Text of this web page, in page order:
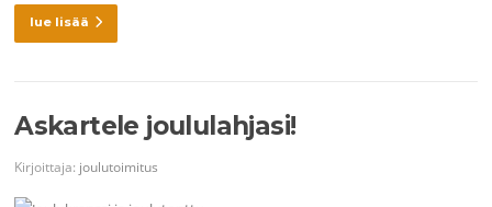
lue lisää
Askartele joululahjasi!
Kirjoittaja: joulutoimitus